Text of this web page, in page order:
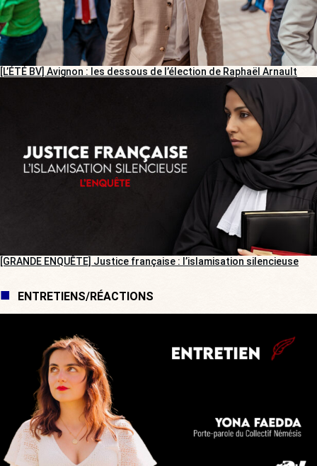
[L’ÉTÉ BV] Avignon : les dessous de l’élection de Raphaël Arnault
[GRANDE ENQUÊTE] Justice française : l’islamisation silencieuse
ENTRETIENS/RÉACTIONS